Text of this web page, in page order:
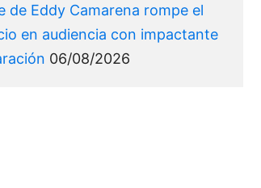
de Eddy Camarena rompe el
en audiencia con impactante
06/08/2026